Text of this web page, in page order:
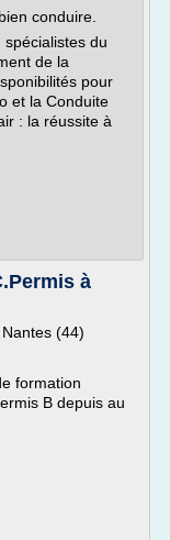
conduire.
du
de la
pour
et la Conduite
: la réussite à
à
(44)
formation
B depuis au